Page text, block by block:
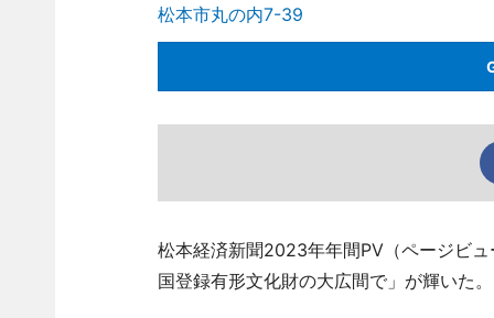
松本市丸の内7-39
松本経済新聞2023年年間PV（ページビ
国登録有形文化財の大広間で」が輝いた。